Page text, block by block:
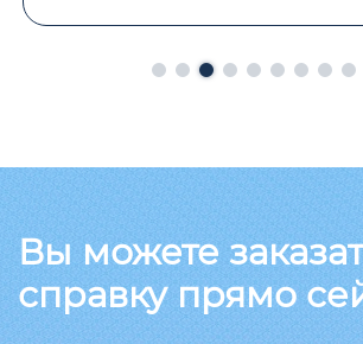
Вы можете
справку прямо